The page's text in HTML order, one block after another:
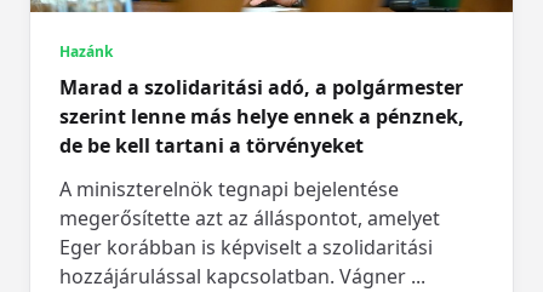
Hazánk
Marad a szolidaritási adó, a polgármester
szerint lenne más helye ennek a pénznek,
de be kell tartani a törvényeket
A miniszterelnök tegnapi bejelentése
megerősítette azt az álláspontot, amelyet
Eger korábban is képviselt a szolidaritási
hozzájárulással kapcsolatban. Vágner ...